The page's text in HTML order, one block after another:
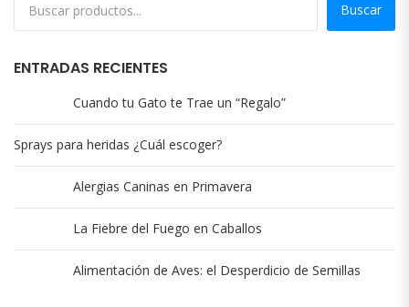
Buscar
ENTRADAS RECIENTES
Cuando tu Gato te Trae un “Regalo”
Sprays para heridas ¿Cuál escoger?
Alergias Caninas en Primavera
La Fiebre del Fuego en Caballos
Alimentación de Aves: el Desperdicio de Semillas